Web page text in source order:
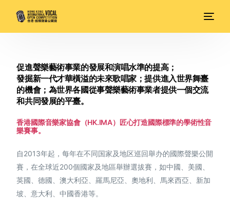
促進聲樂藝術事業的發展和演唱水準的提高；
發掘新一代才華橫溢的未來歌唱家；提供進入世界舞臺
的機會；為世界各國從事聲樂藝術事業者提供一個交流
和共同發展的平臺。
香港國際音樂家協會（HK.IMA）匠心打造國際標準的學術性音
樂賽事。
自2013年起，每年在不同国家及地区巡回舉办的國際聲樂公開
賽，在全球近200個國家及地區舉辦選拔賽，如中國、美國、
英國、德國、澳大利亞、羅馬尼亞、奧地利、馬來西亞、新加
坡、意大利、中國香港等。